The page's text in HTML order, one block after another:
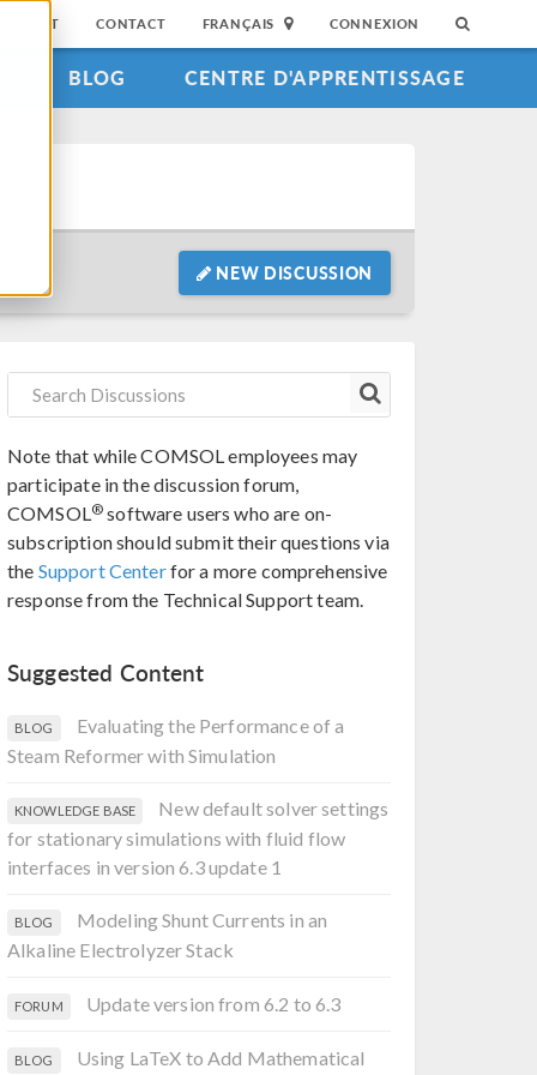
SUPPORT CONTACT FRANÇAIS CONNEXION
BLOG CENTRE D'APPRENTISSAGE
NEW DISCUSSION
Note that while COMSOL employees may
participate in the discussion forum,
COMSOL® software users who are on-
subscription should submit their questions via
the Support Centerfor a more comprehensive
response from the Technical Support team.
Suggested Content
BLOG
Evaluating the Performance of a
Steam Reformer with Simulation
KNOWLEDGE BASE
New default solver settings
for stationary simulations with fluid flow
interfaces in version 6.3 update 1
BLOG
Modeling Shunt Currents in an
Alkaline Electrolyzer Stack
FORUM Update version from 6.2 to 6.3
BLOG
Using LaTeX to Add Mathematical